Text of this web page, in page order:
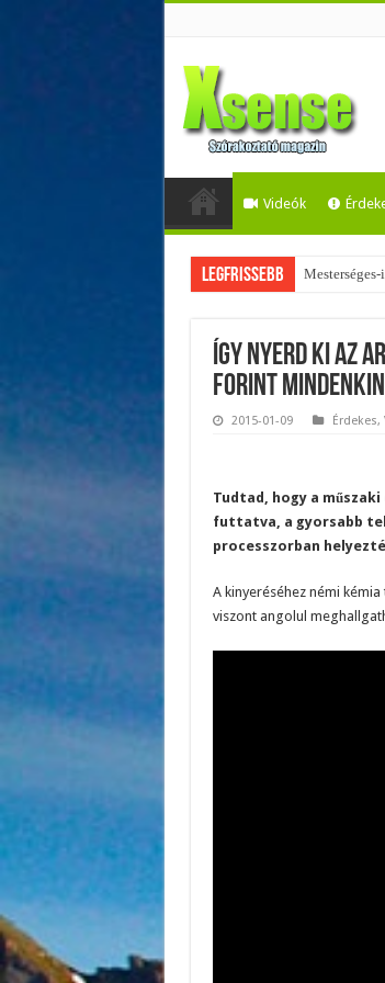
Videók
Legfrissebb
Így nyerd ki az
forint
2015-01-09 Érdekes,
Tudtad, hogy a
futtatva, a gyorsabb
processzorban
A kinyeréséhez némi
viszont angolul